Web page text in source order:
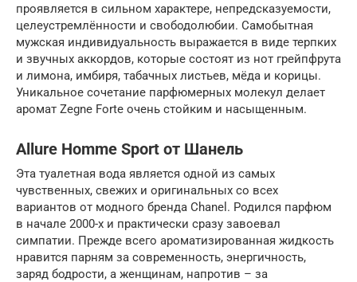
проявляется в сильном характере, непредсказуемости,
целеустремлённости и свободолюбии. Самобытная
мужская индивидуальность выражается в виде терпких
и звучных аккордов, которые состоят из нот грейпфрута
и лимона, имбиря, табачных листьев, мёда и корицы.
Уникальное сочетание парфюмерных молекул делает
аромат Zegne Forte очень стойким и насыщенным.
Allure Homme Sport от Шанель
Эта туалетная вода является одной из самых
чувственных, свежих и оригинальных со всех
вариантов от модного бренда Chanel. Родился парфюм
в начале 2000-х и практически сразу завоевал
симпатии. Прежде всего ароматизированная жидкость
нравится парням за современность, энергичность,
заряд бодрости, а женщинам, напротив – за